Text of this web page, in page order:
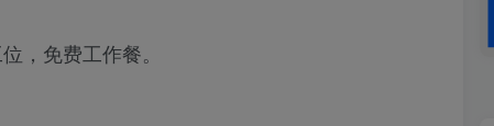
，免费工作餐。